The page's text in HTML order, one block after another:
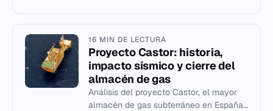
16 MIN DE LECTURA
Proyecto Castor: historia,
impacto sísmico y cierre del
almacén de gas
Análisis del proyecto Castor, el mayor
almacén de gas subterráneo en España,